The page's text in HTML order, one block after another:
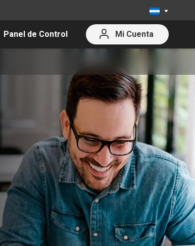
Mi Cuenta
Panel de Control